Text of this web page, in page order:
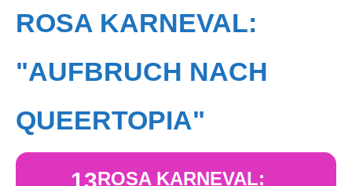
ROSA KARNEVAL:
"AUFBRUCH NACH
QUEERTOPIA"
ROSA KARNEVAL: